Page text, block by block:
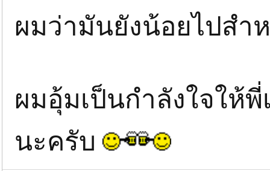
ผมว่ามันยังน้อยไปสำ
ผมอุ้มเป็นกำลังใจให้
นะครับ